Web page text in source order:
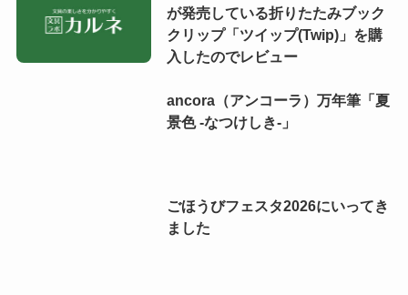
が発売している折りたたみブック
クリップ「ツイップ(Twip)」を購
入したのでレビュー
ancora（アンコーラ）万年筆「夏
景色 -なつけしき-」
ごほうびフェスタ2026にいってき
ました